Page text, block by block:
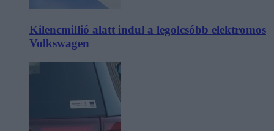
Kilencmillió alatt indul a legolcsóbb elektromos
Volkswagen